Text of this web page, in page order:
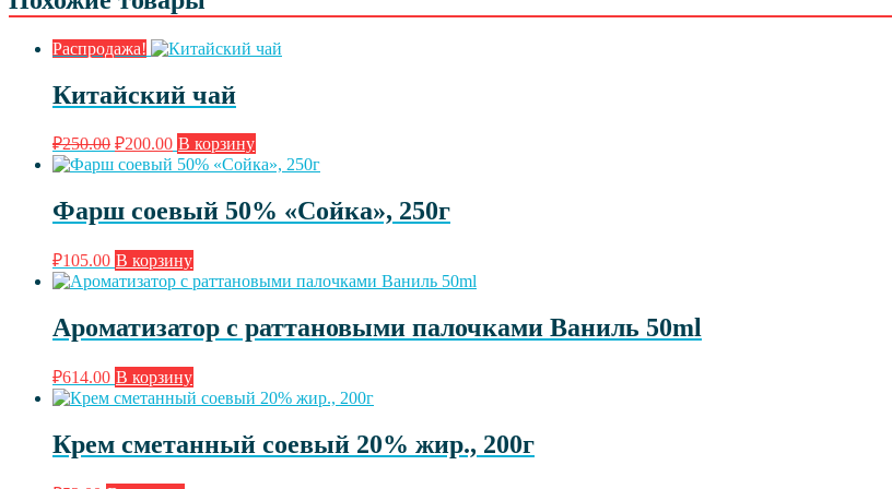
Распродажа!
Китайский чай
₽250.00 Первоначальная
цена
составляла
₽200.00Текущая
цена:
В корзину
Фарш соевый 50% «Сойка», 250г
₽105.00 В корзину
Ароматизатор с раттановыми палочками Ваниль 50ml
₽614.00 В корзину
Крем сметанный соевый 20% жир., 200г